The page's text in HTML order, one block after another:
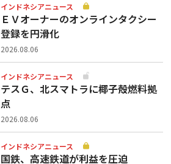
インドネシアニュース
ＥＶオーナーのオンラインタクシー
登録を円滑化
2026.08.06
インドネシアニュース
テスＧ、北スマトラに椰子殻燃料拠
点
2026.08.06
インドネシアニュース
国鉄、高速鉄道が利益を圧迫